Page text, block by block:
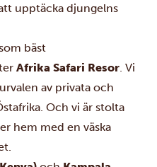
upptäcka djungelns
bäst
Afrika Safari Resor. Vi
av privata och
Och vi är stolta
hem med en väska